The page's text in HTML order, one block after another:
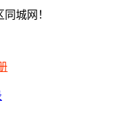
城网！